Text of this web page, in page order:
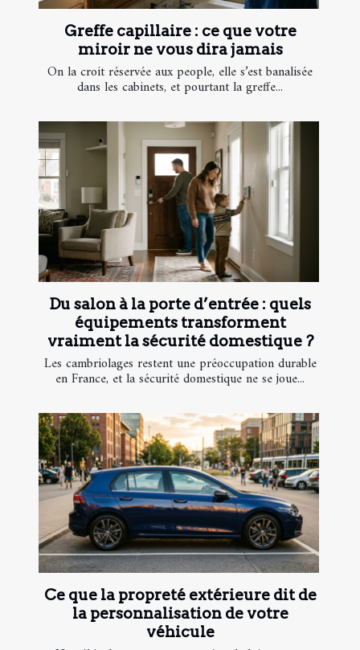
Greffe capillaire : ce que votre
miroir ne vous dira jamais
On la croit réservée aux people, elle s’est banalisée
dans les cabinets, et pourtant la greffe...
Du salon à la porte d’entrée : quels
équipements transforment
vraiment la sécurité domestique ?
Les cambriolages restent une préoccupation durable
en France, et la sécurité domestique ne se joue...
Ce que la propreté extérieure dit de
la personnalisation de votre
véhicule